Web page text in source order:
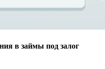
в займы под залог